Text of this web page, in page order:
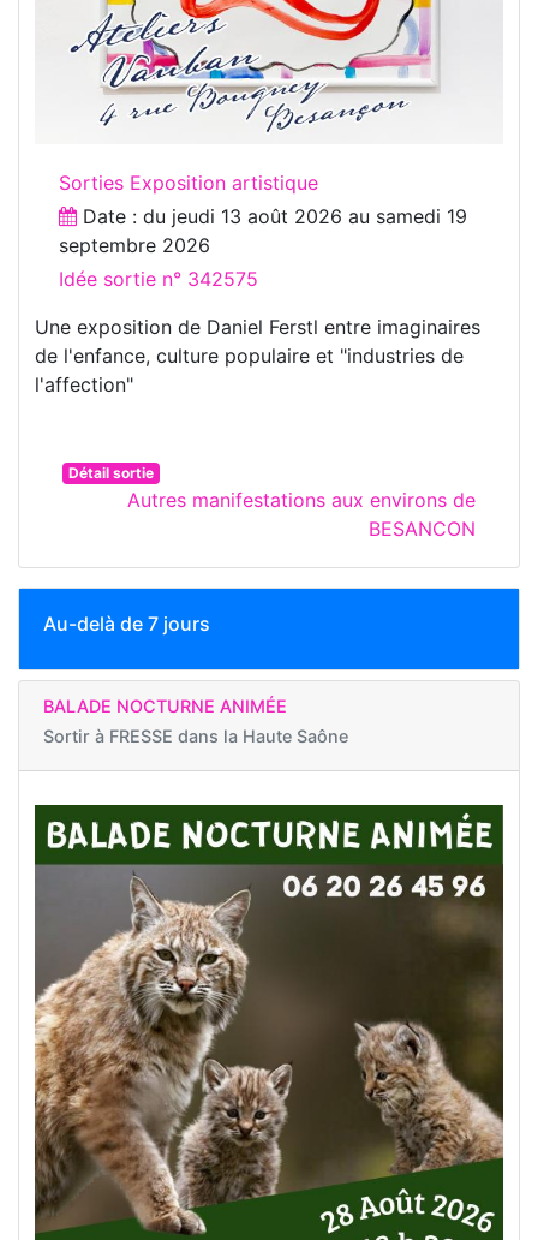
Sorties Exposition artistique
Date : du jeudi 13 août 2026 au samedi 19
septembre 2026
Idée sortie n° 342575
Une exposition de Daniel Ferstl entre imaginaires
de l'enfance, culture populaire et "industries de
l'affection"
Détail sortie
Autres manifestations aux environs de
BESANCON
Au-delà de 7 jours
BALADE NOCTURNE ANIMÉE
Sortir à FRESSE dans la Haute Saône